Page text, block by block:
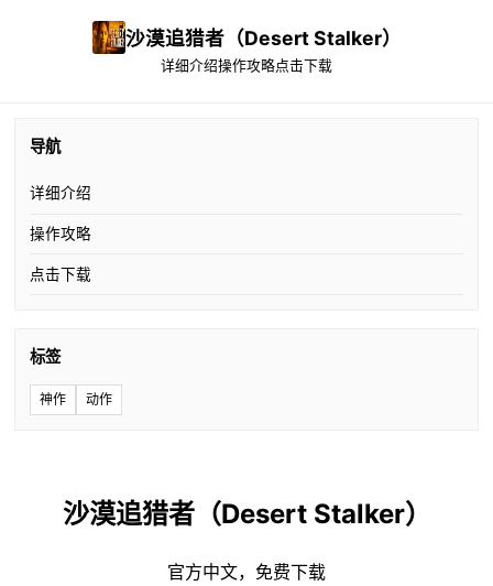
沙漠追猎者（Desert Stalker）
详细介绍操作攻略点击下载
导航
详细介绍
操作攻略
点击下载
标签
神作 动作
沙漠追猎者（Desert Stalker）
官方中文，免费下载